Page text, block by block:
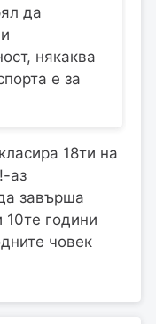
да
някаква
е за
18ти на
аз
завърша
години
човек